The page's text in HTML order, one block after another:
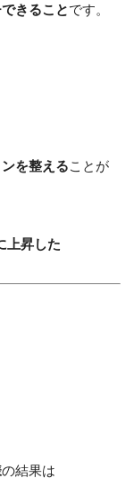
きることです。
を整えることが
上昇した
の結果は